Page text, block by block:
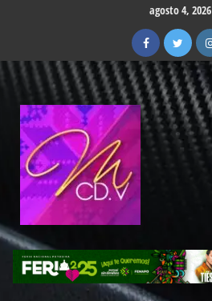
agosto 4, 2026